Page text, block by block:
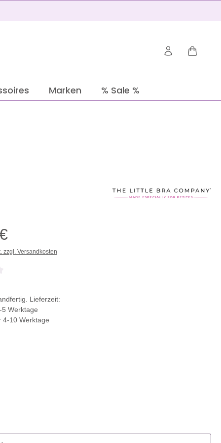
Marken % Sale %
zzgl. Versandkosten
Lieferzeit:
Werktage
4-10 Werktage